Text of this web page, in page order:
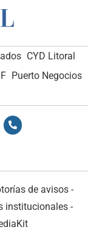
CYD Litoral
Puerto Negocios
de avisos -
institucionales -